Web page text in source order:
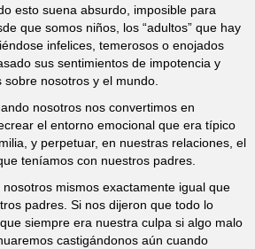
esto suena absurdo, imposible para
que somos niños, los “adultos” que hay
infelices, temerosos o enojados
sus sentimientos de impotencia y
nosotros y el mundo.
nosotros nos convertimos en
el entorno emocional que era típico
y perpetuar, en nuestras relaciones, el
teníamos con nuestros padres.
mismos exactamente igual que
padres. Si nos dijeron que todo lo
siempre era nuestra culpa si algo malo
castigándonos aún cuando